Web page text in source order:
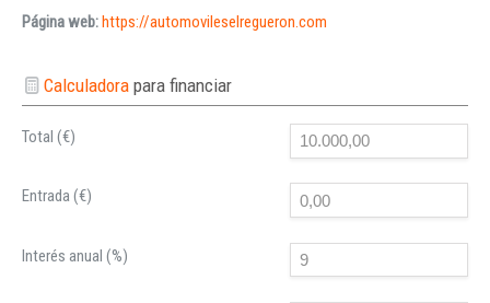
Página web:https://automovileselregueron.com
Calculadorapara financiar
Total (€)
Entrada (€)
Interés anual (%)